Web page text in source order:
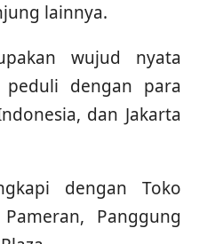
lainnya.
wujud nyata
dengan para
dan Jakarta
dengan Toko
Panggung